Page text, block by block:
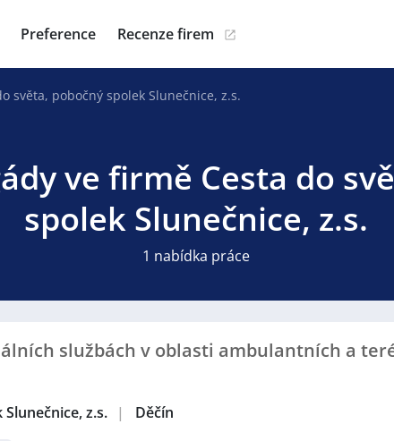
Preference Recenze firem
světa, pobočný spolek Slunečnice, z.s.
ve firmě Cesta do
spolek Slunečnice, z.s.
1 nabídka práce
službách v oblasti ambulantních a
z.s. | Děčín